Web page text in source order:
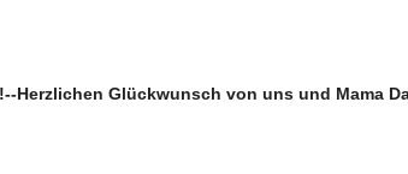
Glückwunsch von uns und Mama